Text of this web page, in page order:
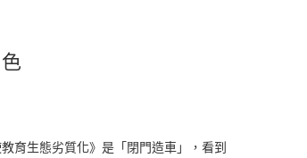
育生態劣質化》是「閉門造車」，看到